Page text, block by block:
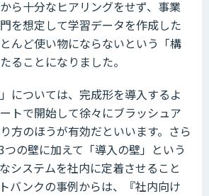
ら十分なヒアリングをせず、事業
を想定して学習データを作成した
んど使い物にならないという「構
ることになりました。
については、完成形を導入するよ
トで開始して徐々にブラッシュア
方のほうが有効だといいます。さら
つの壁に加えて「導入の壁」という
システムを社内に定着させること
バンクの事例からは、『社内向け